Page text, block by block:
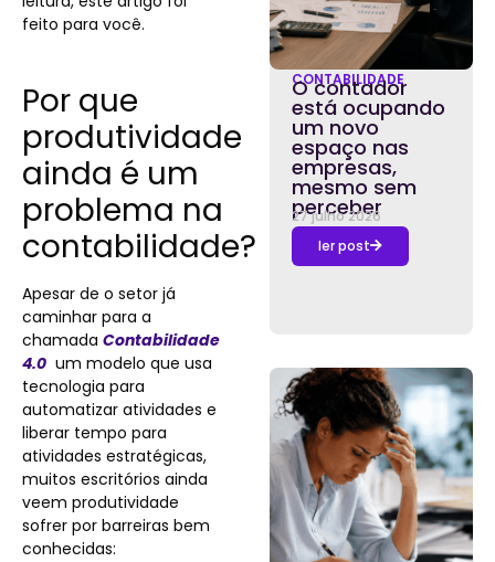
feito para você.
Por que
produtividade
ainda é um
problema na
contabilidade?
Apesar de o setor já
caminhar para a
chamada Contabilidade
4.0 um modelo que usa
tecnologia para
automatizar atividades e
liberar tempo para
atividades estratégicas,
muitos escritórios ainda
veem produtividade
sofrer por barreiras bem
conhecidas:
CONTABILIDADE
O contador
está ocupando
um novo
espaço nas
empresas,
mesmo sem
perceber
27 julho 2026
ler post